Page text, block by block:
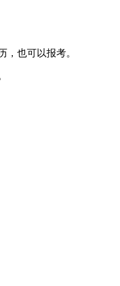
也可以报考。